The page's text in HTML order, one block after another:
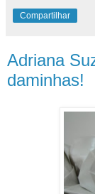
Compartilhar
Adriana
daminhas!